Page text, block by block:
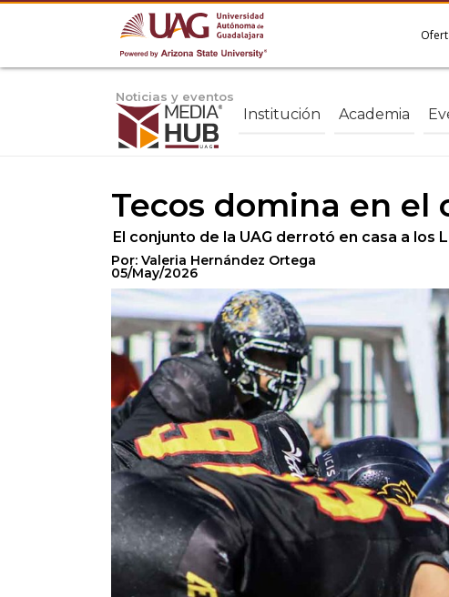
Noticias y eventos
Institución Academia
Tecos domina en
El conjunto de la UAG derrotó en casa a los
Por: Valeria Hernández Ortega
05/May/2026